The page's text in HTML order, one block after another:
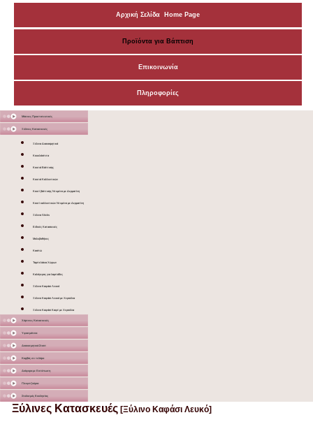
Αρχική Σελίδα Home Page
Προϊόντα για Βάπτιση
Επικοινωνία
Πληροφορίες
Μάσκες Προστατευτικές
Ξύλινες Κατασκευές
Ξύλινα Διακοσμητικά
Κουκλόσπιτα
Κουτιά Βάπτισης
Κουτιά Καλλυντικών
Κουτί βάπτισης Ντυμένο με Δερματίνη
Κουτί καλλυντικών Ντυμένο με Δερματίνη
Ξύλινα Sticks
Ειδικές Κατασκευές
Μολυβοθήκες
Κασπώ
Ταμπελάκια Χώρων
Καλόγερος για λαμπάδες
Ξύλινο Καφάσι Λευκό
Ξύλινο Καφάσι Λευκό με Χερούλια
Ξύλινο Καφάσι Καφέ με Χερούλια
Χάρτινες Κατασκευές
Υφασμάτινα
Διακοσμητικά Σταντ
Καμβάς σε τελάρο
Διάφορα με Εκτύπωση
Γλειφιτζούρια
Στολισμός Εκκλησίας
Ξύλινες Κατασκευές [Ξύλινο Καφάσι Λευκό]